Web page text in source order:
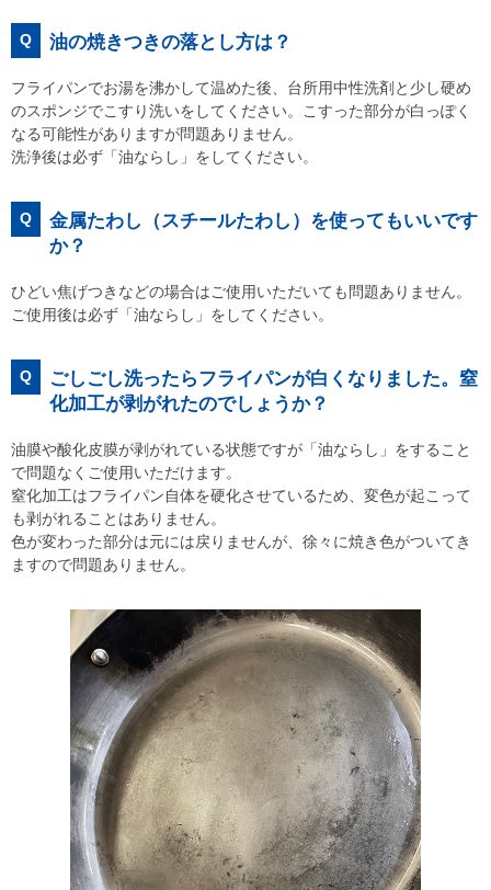
Q 油の焼きつきの落とし方は？
フライパンでお湯を沸かして温めた後、台所用中性洗剤と少し硬め
のスポンジでこすり洗いをしてください。こすった部分が白っぽく
なる可能性がありますが問題ありません。
洗浄後は必ず「油ならし」をしてください。
Q
金属たわし（スチールたわし）を使ってもいいです
か？
ひどい焦げつきなどの場合はご使用いただいても問題ありません。
ご使用後は必ず「油ならし」をしてください。
Q
ごしごし洗ったらフライパンが白くなりました。窒
化加工が剥がれたのでしょうか？
油膜や酸化皮膜が剥がれている状態ですが「油ならし」をすること
で問題なくご使用いただけます。
窒化加工はフライパン自体を硬化させているため、変色が起こって
も剥がれることはありません。
色が変わった部分は元には戻りませんが、徐々に焼き色がついてき
ますので問題ありません。